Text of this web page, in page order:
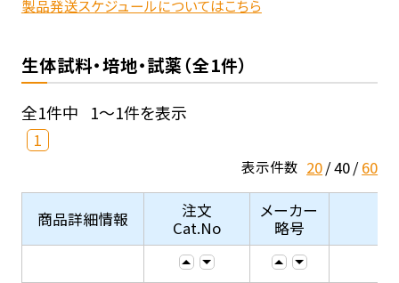
製品発送スケジュールについてはこちら
生体試料・培地・試薬（全1件）
全1件中 1～1件を表示
1
表示件数 20 40 60
商品詳細情報
注文
Cat.No
メーカー
略号